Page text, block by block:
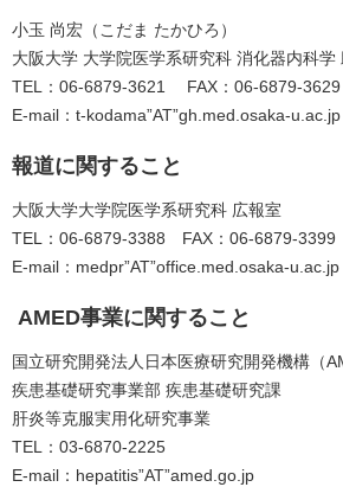
小玉 尚宏（こだま たかひろ）
大阪大学 大学院医学系研究科 消化器内科学
TEL：06-6879-3621 FAX：06-6879-3629
E-mail：t-kodama”AT”gh.med.osaka-u.ac.jp
報道に関すること
大阪大学大学院医学系研究科 広報室
TEL：06-6879-3388 FAX：06-6879-3399
E-mail：medpr”AT”office.med.osaka-u.ac.jp
AMED事業に関すること
国立研究開発法人日本医療研究開発機構（
疾患基礎研究事業部 疾患基礎研究課
肝炎等克服実用化研究事業
TEL：03-6870-2225
E-mail：hepatitis”AT”amed.go.jp